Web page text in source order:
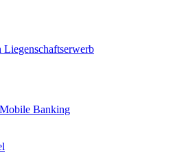
Liegenschaftserwerb
Banking